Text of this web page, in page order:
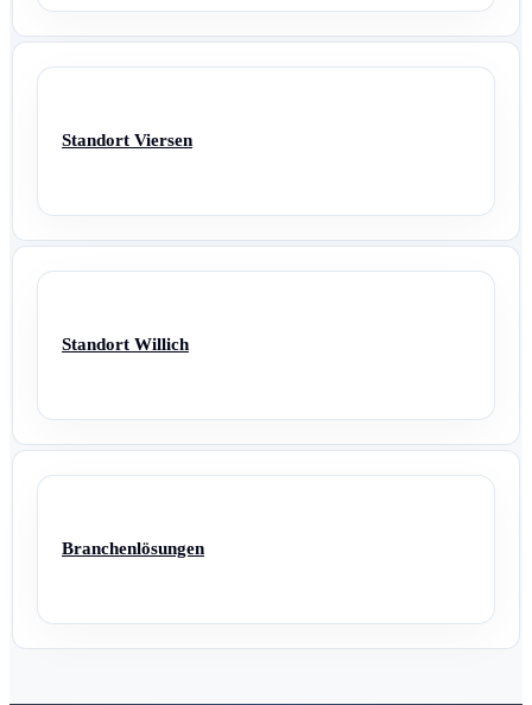
Standort Viersen
Standort Willich
Branchenlösungen